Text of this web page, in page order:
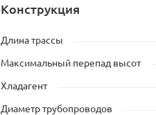
Конструкция
Длина трассы
Максимальный перепад высот
Хладагент
Диаметр трубопроводов